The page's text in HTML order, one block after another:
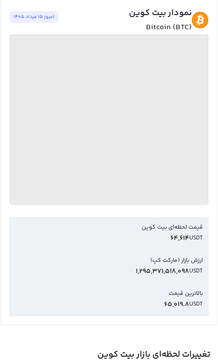
نمودار بیت کوین
Bitcoin (BTC)
امروز ١٥ مرداد ١٤٠٥
قیمت لحظه‌ای بیت کوین
USDT
64,614
ارزش بازار (مارکت کپ)
USDT
1,295,371,518,098
بالاترین قیمت
USDT
65,019.8
تغییرات لحظه‌ای بازار بیت کوین